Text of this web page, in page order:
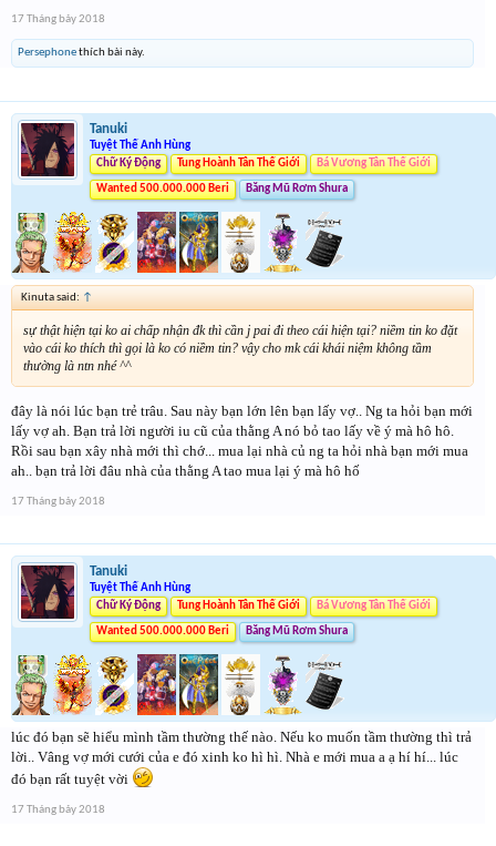
17 Tháng bảy 2018
Persephonethích bài này.
Tanuki
Tuyệt Thế Anh Hùng
Chữ Ký Động
Tung Hoành Tân Thế Giới Bá Vương Tân Thế Giới
Wanted 500.000.000 Beri Băng Mũ Rơm Shura
Kinuta said: ↑
sự thật hiện tại ko ai chấp nhận đk thì cần j pai đi theo cái hiện tại? niềm tin ko đặt
vào cái ko thích thì gọi là ko có niềm tin? vậy cho mk cái khái niệm không tầm
thường là ntn nhé ^^
đây là nói lúc bạn trẻ trâu. Sau này bạn lớn lên bạn lấy vợ.. Ng ta hỏi bạn mới
lấy vợ ah. Bạn trả lời người iu cũ của thằng A nó bỏ tao lấy về ý mà hô hô.
Rồi sau bạn xây nhà mới thì chớ... mua lại nhà củ ng ta hỏi nhà bạn mới mua
ah.. bạn trả lời đâu nhà của thằng A tao mua lại ý mà hô hố
17 Tháng bảy 2018
Tanuki
Tuyệt Thế Anh Hùng
Chữ Ký Động
Tung Hoành Tân Thế Giới Bá Vương Tân Thế Giới
Wanted 500.000.000 Beri Băng Mũ Rơm Shura
lúc đó bạn sẽ hiểu mình tầm thường thế nào. Nếu ko muốn tầm thường thì trả
lời.. Vâng vợ mới cưới của e đó xinh ko hì hì. Nhà e mới mua a ạ hí hí... lúc
đó bạn rất tuyệt vời
17 Tháng bảy 2018